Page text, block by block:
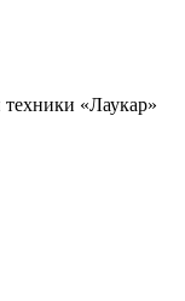
«Лаукар»